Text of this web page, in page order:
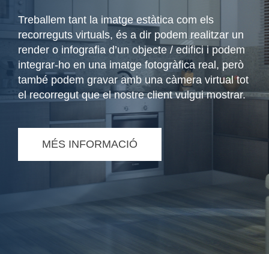
Treballem tant la imatge estàtica com els
recorreguts virtuals, és a dir podem realitzar un
render o infografia d’un objecte / edifici i podem
integrar-ho en una imatge fotogràfica real, però
també podem gravar amb una càmera virtual tot
el recorregut que el nostre client vulgui mostrar.
MÉS INFORMACIÓ